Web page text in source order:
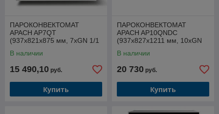
ПАРОКОНВЕКТОМАТ
APACH AP7QT
(937х821х875 мм, 7хGN 1/1
автомойка)
В наличии
15 490,10 руб.
Купить
ПАРОКОНВЕКТОМАТ
APACH AP10QNDC
(937х827х1211 мм, 10хGN
автомойка)
В наличии
20 730 руб.
Купить